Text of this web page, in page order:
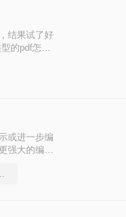
结果试了好
的pdf怎么
方法整理
或进一步编
强大的编辑
用的方法来了